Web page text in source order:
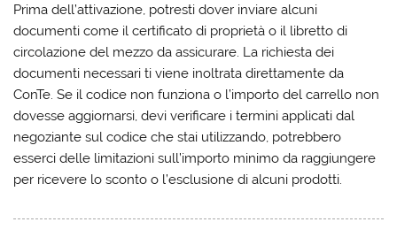
Prima dell’attivazione, potresti dover inviare alcuni
documenti come il certificato di proprietà o il libretto di
circolazione del mezzo da assicurare. La richiesta dei
documenti necessari ti viene inoltrata direttamente da
ConTe. Se il codice non funziona o l’importo del carrello non
dovesse aggiornarsi, devi verificare i termini applicati dal
negoziante sul codice che stai utilizzando, potrebbero
esserci delle limitazioni sull’importo minimo da raggiungere
per ricevere lo sconto o l’esclusione di alcuni prodotti.